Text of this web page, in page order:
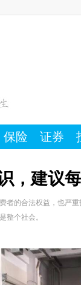
保险 证券
，建议
者的合法权益，也严
整个社会。